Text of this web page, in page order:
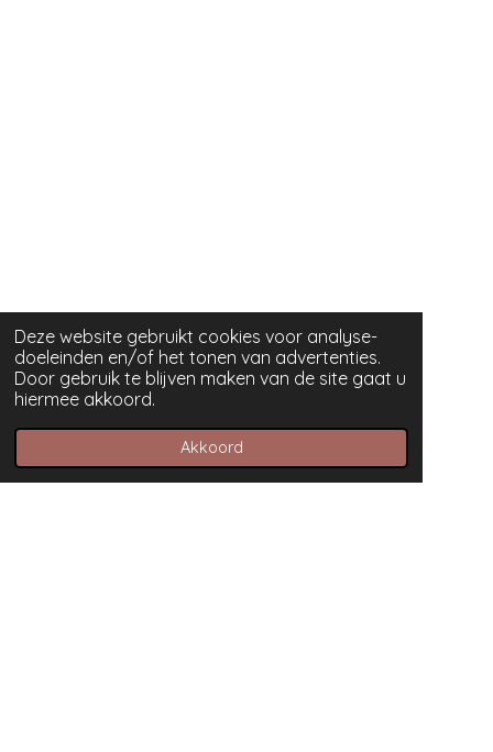
Deze website gebruikt cookies voor analyse-
doeleinden en/of het tonen van advertenties.
Door gebruik te blijven maken van de site gaat u
hiermee akkoord.
Akkoord